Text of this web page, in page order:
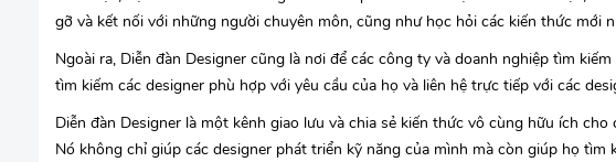
gỡ và kết nối với những người chuyên môn, cũng như học hỏi các kiến thức mới
Ngoài ra, Diễn đàn Designer cũng là nơi để các công ty và doanh nghiệp tìm
tìm kiếm các designer phù hợp với yêu cầu của họ và liên hệ trực tiếp với các
Diễn đàn Designer là một kênh giao lưu và chia sẻ kiến thức vô cùng hữu ích
Nó không chỉ giúp các designer phát triển kỹ năng của mình mà còn giúp họ